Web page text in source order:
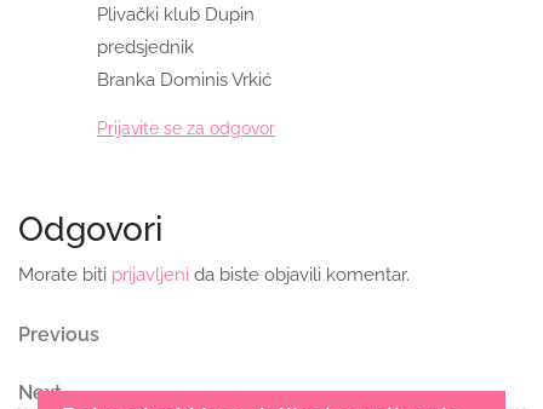
Plivački klub Dupin
predsjednik
Branka Dominis Vrkić
Prijavite se za odgovor
Odgovori
Morate biti prijavljeni da biste objavili komentar.
Navigacija
objava
Previous
Previous
Next
Next